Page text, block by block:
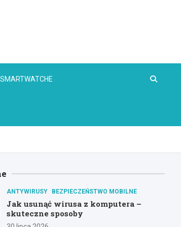
SMARTWATCHE
ANTYWIRUSY BEZPIECZEŃSTWO MOBILNE
Jak usunąć wirusa z komputera –
skuteczne sposoby